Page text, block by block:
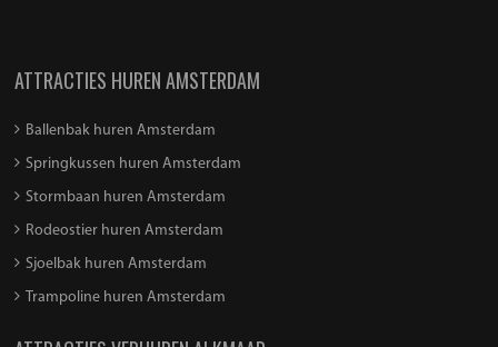
ATTRACTIES HUREN AMSTERDAM
Ballenbak huren Amsterdam
Springkussen huren Amsterdam
Stormbaan huren Amsterdam
Rodeostier huren Amsterdam
Sjoelbak huren Amsterdam
Trampoline huren Amsterdam